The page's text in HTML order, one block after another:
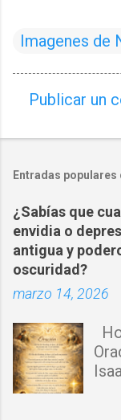
Imagenes de
o
e
n
t
a
r
i
s
Publicar un
Entradas populares
¿Sabías que
envidia o
antigua y
oscuridad?
marzo 14, 2026